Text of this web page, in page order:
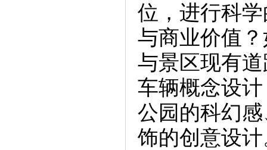
位，进行科
与商业价值
与景区现有
车辆概念设
公园的科幻
饰的创意设